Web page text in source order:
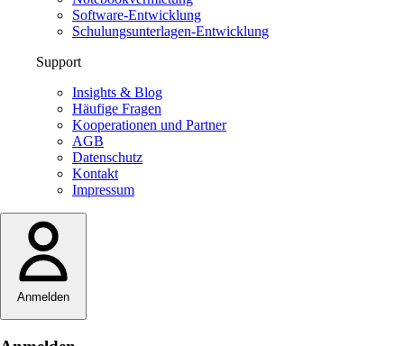
Software-Entwicklung
Schulungsunterlagen-Entwicklung
Support
Insights & Blog
Häufige Fragen
Kooperationen und Partner
AGB
Datenschutz
Kontakt
Impressum
Anmelden